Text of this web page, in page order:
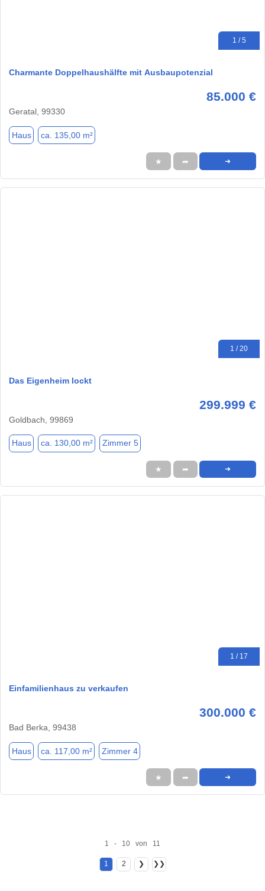
1 / 5
Charmante Doppelhaushälfte mit Ausbaupotenzial
85.000 €
Geratal, 99330
Haus ca. 135,00 m²
★ ➦ ➜
1 / 20
Das Eigenheim lockt
299.999 €
Goldbach, 99869
Haus ca. 130,00 m² Zimmer 5
★ ➦ ➜
1 / 17
Einfamilienhaus zu verkaufen
300.000 €
Bad Berka, 99438
Haus ca. 117,00 m² Zimmer 4
★ ➦ ➜
1 - 10 von 11
1 2 ❯ ❯❯